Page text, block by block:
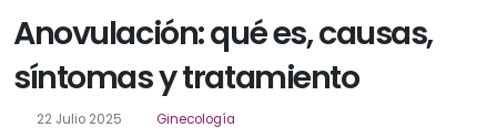
Anovulación: qué es, causas,
síntomas y tratamiento
22 Julio 2025 Ginecología